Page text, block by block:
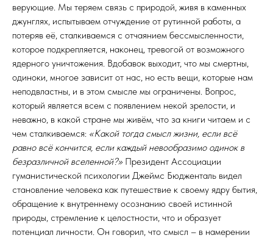
верующие. Мы теряем связь с природой, живя в каменных
джунглях, испытываем отчуждение от рутинной работы, а
потеряв её, сталкиваемся с отчаянием бессмысленности,
которое подкрепляется, наконец, тревогой от возможного
ядерного уничтожения. Вдобавок выходит, что мы смертны,
одиноки, многое зависит от нас, но есть вещи, которые нам
неподвластны, и в этом смысле мы ограничены. Вопрос,
который является всем с появлением некой зрелости, и
неважно, в какой стране мы живём, что за книги читаем и с
чем сталкиваемся: «Какой тогда смысл жизни, если всё
равно всё кончится, если каждый невообразимо одинок в
безразличной вселенной?» Президент Ассоциации
гуманистической психологии Джеймс Бюдженталь видел
становление человека как путешествие к своему ядру бытия,
обращение к внутреннему осознанию своей истинной
природы, стремление к целостности, что и образует
потенциал личности. Он говорил, что смысл – в намерении